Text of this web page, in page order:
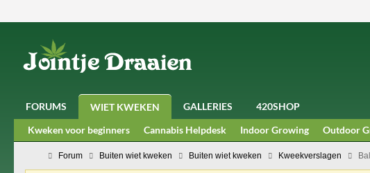
FORUMS WIET KWEKEN GALLERIES
420SHOP
Kweken voor beginners
Cannabis Helpdesk Indoor Growing Outdoor
Forum Buiten wiet kweken Buiten wiet kweken Kweekverslagen